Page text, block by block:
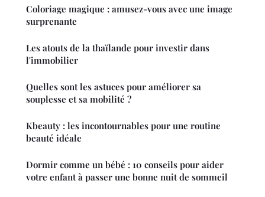
Coloriage magique : amusez-vous avec une image
surprenante
Les atouts de la thaïlande pour investir dans
l'immobilier
Quelles sont les astuces pour améliorer sa
souplesse et sa mobilité ?
Kbeauty : les incontournables pour une routine
beauté idéale
Dormir comme un bébé : 10 conseils pour aider
votre enfant à passer une bonne nuit de sommeil